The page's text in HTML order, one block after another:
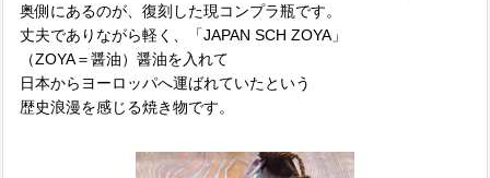
奥側にあるのが、復刻した現コンプラ瓶です。
丈夫でありながら軽く、「JAPAN SCH ZOYA」
（ZOYA＝醤油）醤油を入れて
日本からヨーロッパへ運ばれていたという
歴史浪漫を感じる焼き物です。